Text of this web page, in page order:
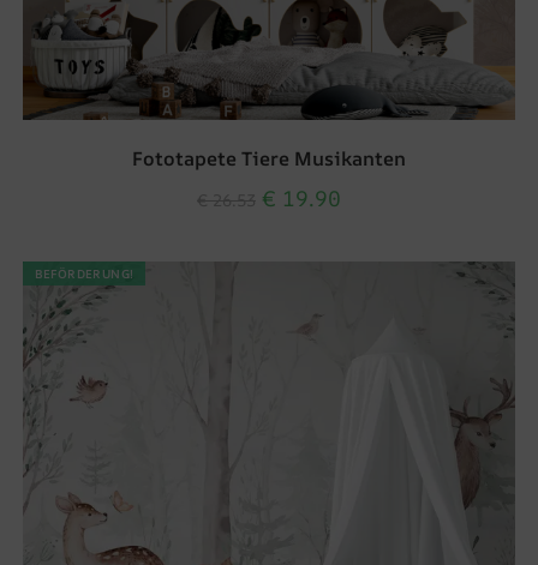
Fototapete Tiere Musikanten
€ 19.90
BEFÖRDERUNG!